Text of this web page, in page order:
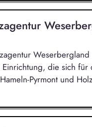
Weserbergland
die sich für
Pyrmont und